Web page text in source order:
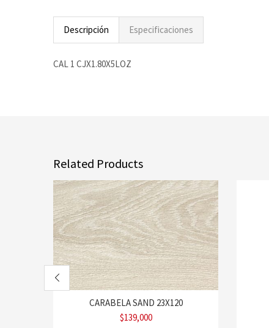
Descripción Especificaciones
CAL 1 CJX1.80X5LOZ
Related Products
CARABELA SAND 23X120
$139,000